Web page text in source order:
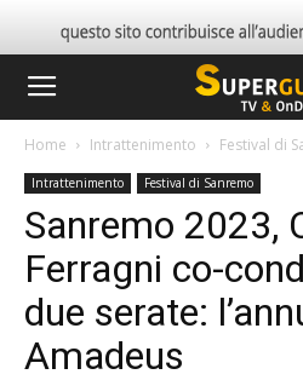
Home Intrattenimento Festival di
Intrattenimento Festival di Sanremo
Sanremo 2023,
Ferragni co-
due serate:
Amadeus